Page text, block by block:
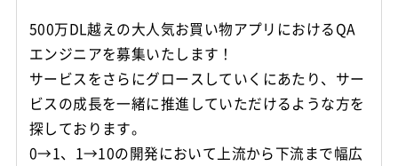
500万DL越えの大人気お買い物アプリにおけるQA
エンジニアを募集いたします！
サービスをさらにグロースしていくにあたり、サー
ビスの成長を一緒に推進していただけるような方を
探しております。
0→1、1→10の開発において上流から下流まで幅広